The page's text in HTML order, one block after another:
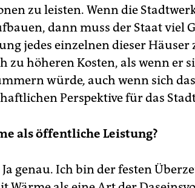
zu leisten. Wenn die
dann muss der Staat viel
jedes einzelnen dieser Häuser
zu höheren Kosten, als wenn er
würde, auch wenn sich
Perspektive für das
als öffentliche Leistung?
Ja genau. Ich bin der festen